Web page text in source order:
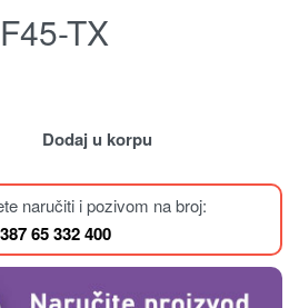
TX
Dodaj u korpu
naručiti i pozivom na broj:
65 332 400